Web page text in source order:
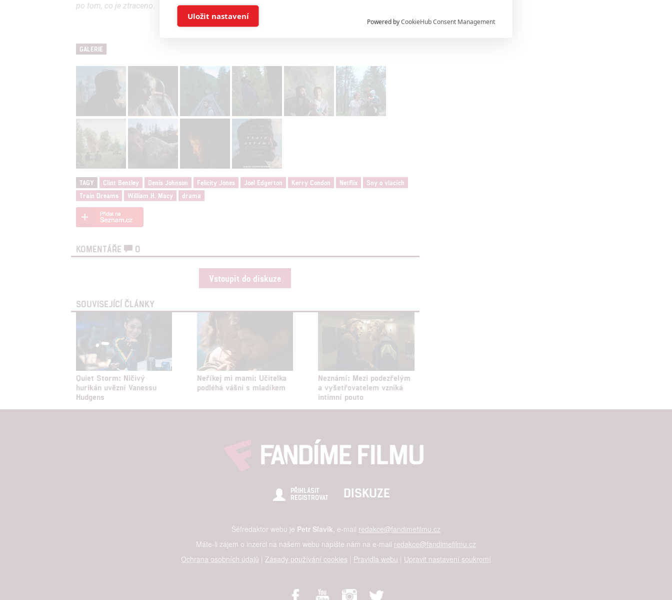
po tom, co je ztraceno.
Zdroj: Netflix
GALERIE
TAGY Clint Bentley Denis Johnson Felicity Jones Joel Edgerton Kerry Condon Netflix
Sny o vlacích
Train Dreams
William H. Macy drama
KOMENTÁŘE 0
Vstoupit do diskuze
SOUVISEJÍCÍ ČLÁNKY
Quiet Storm: Ničivý
hurikán uvězní Vanessu
Hudgens
Neříkej mi mami: Učitelka
podléhá vášni s mladíkem
Neznámí: Mezi podezřelým
a vyšetřovatelem vzniká
intimní pouto
PŘIHLÁSIT
REGISTROVAT
DISKUZE
Šéfredaktor webu je Petr Slavík , e-mail redakce@fandimefilmu.cz
Máte-li zájem o inzerci na našem webu napište nám na e-mail redakce@fandimefilmu.cz
Ochrana osobních údajů | Zásady používání cookies | Pravidla webu | Upravit nastavení soukromí
Ukládání a/nebo přístup k informacím v zařízení

Personalizovaný obsah, měření obsahu, průzkum publika a vývoj
služeb
Udělením souhlasu s účely a funkcemi zde uvedenými dáváte nám i našim partnerům
možnost: Zajištění bezpečnosti, předcházení a zjišťování podvodů a odstraňování chyb,
Poskytování a zobrazování reklamy a obsahu
Powered byCookieHub Consent Management
Uložit nastavení